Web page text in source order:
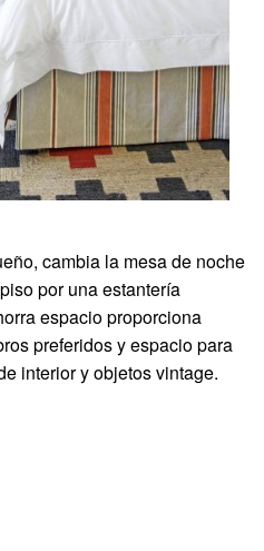
cambia la mesa de noche
por una estantería
espacio proporciona
preferidos y espacio para
interior y objetos vintage.